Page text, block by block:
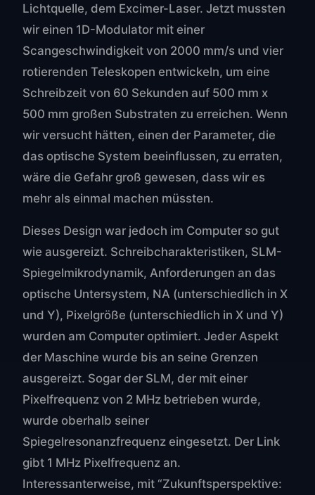
Lichtquelle, dem Excimer-Laser. Jetzt mussten
wir einen 1D-Modulator mit einer
Scangeschwindigkeit von 2000 mm/s und vier
rotierenden Teleskopen entwickeln, um eine
Schreibzeit von 60 Sekunden auf 500 mm x
500 mm großen Substraten zu erreichen. Wenn
wir versucht hätten, einen der Parameter, die
das optische System beeinflussen, zu erraten,
wäre die Gefahr groß gewesen, dass wir es
mehr als einmal machen müssten.
Dieses Design war jedoch im Computer so gut
wie ausgereizt. Schreibcharakteristiken, SLM-
Spiegelmikrodynamik, Anforderungen an das
optische Untersystem, NA (unterschiedlich in X
und Y), Pixelgröße (unterschiedlich in X und Y)
wurden am Computer optimiert. Jeder Aspekt
der Maschine wurde bis an seine Grenzen
ausgereizt. Sogar der SLM, der mit einer
Pixelfrequenz von 2 MHz betrieben wurde,
wurde oberhalb seiner
Spiegelresonanzfrequenz eingesetzt. Der Link
gibt 1 MHz Pixelfrequenz an.
Interessanterweise, mit “Zukunftsperspektive: